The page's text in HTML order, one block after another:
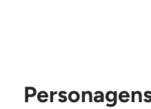
Bebê AI